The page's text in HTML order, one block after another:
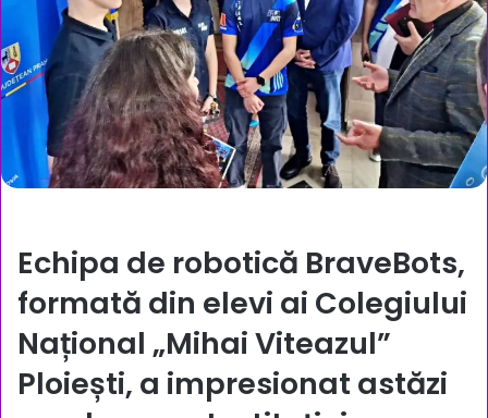
Echipa de robotică BraveBots,
formată din elevi ai Colegiului
Național „Mihai Viteazul”
Ploiești, a impresionat astăzi